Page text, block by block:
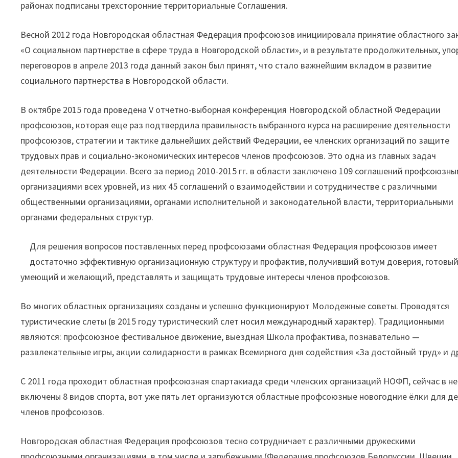
районах подписаны трехсторонние территориальные Соглашения.
Весной 2012 года Новгородская областная Федерация профсоюзов инициировала принятие областного
«О социальном партнерстве в сфере труда в Новгородской области», и в результате продолжительных,
переговоров в апреле 2013 года данный закон был принят, что стало важнейшим вкладом в развитие
социального партнерства в Новгородской области.
В октябре 2015 года проведена V отчетно-выборная конференция Новгородской областной Федерации
профсоюзов, которая еще раз подтвердила правильность выбранного курса на расширение деятельности
профсоюзов, стратегии и тактике дальнейших действий Федерации, ее членских организаций по защите
трудовых прав и социально-экономических интересов членов профсоюзов. Это одна из главных задач
деятельности Федерации. Всего за период 2010-2015 гг. в области заключено 109 соглашений
организациями всех уровней, из них 45 соглашений о взаимодействии и сотрудничестве с различными
общественными организациями, органами исполнительной и законодательной власти, территориальными
органами федеральных структур.
Для решения вопросов поставленных перед профсоюзами областная Федерация профсоюзов имеет
достаточно эффективную организационную структуру и профактив, получивший вотум доверия,
умеющий и желающий, представлять и защищать трудовые интересы членов профсоюзов.
Во многих областных организациях созданы и успешно функционируют Молодежные советы. Проводятся
туристические слеты (в 2015 году туристический слет носил международный характер). Традиционными
являются: профсоюзное фестивальное движение, выездная Школа профактива, познавательно —
развлекательные игры, акции солидарности в рамках Всемирного дня содействия «За достойный труд» и
С 2011 года проходит областная профсоюзная спартакиада среди членских организаций НОФП, сейчас в
включены 8 видов спорта, вот уже пять лет организуются областные профсоюзные новогодние ёлки для
членов профсоюзов.
Новгородская областная Федерация профсоюзов тесно сотрудничает с различными дружескими